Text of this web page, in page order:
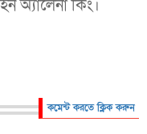
অ্যালেনা কিং।
কমেন্ট করতে ক্লিক করুন